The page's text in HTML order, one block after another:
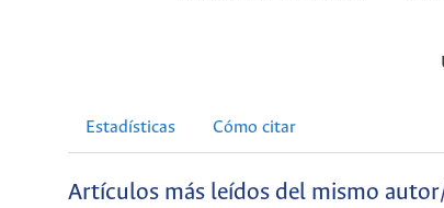
Estadísticas Cómo citar
Artículos más leídos del mismo